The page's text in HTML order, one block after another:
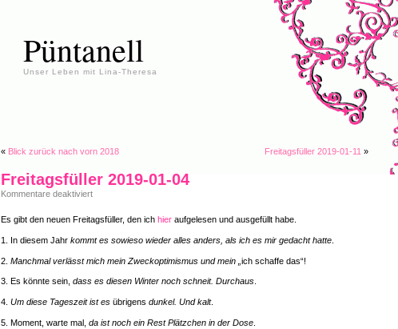
Püntanell
Unser Leben mit Lina-Theresa
« Blick zurück nach vorn 2018 Freitagsfüller 2019-01-11 »
Freitagsfüller 2019-01-04
Kommentare deaktiviertfür
01-
Es gibt den neuen Freitagsfüller, den ich hier aufgelesen und ausgefüllt habe.
1. In diesem Jahr kommt es sowieso wieder alles anders, als ich es mir gedacht hatte
2. Manchmal verlässt mich mein Zweckoptimismus und mein „ ich schaffe das“!
3. Es könnte sein, dass es diesen Winter noch schneit. Durchaus
4. Um diese Tageszeit ist es übrigens dunkel. Und kalt.
5. Moment, warte mal, da ist noch ein Rest Plätzchen in der Dose